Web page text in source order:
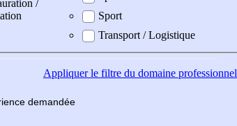
/
Sport
Transport / Logistique
Appliquerle filtre du domaine professionnel
demandée